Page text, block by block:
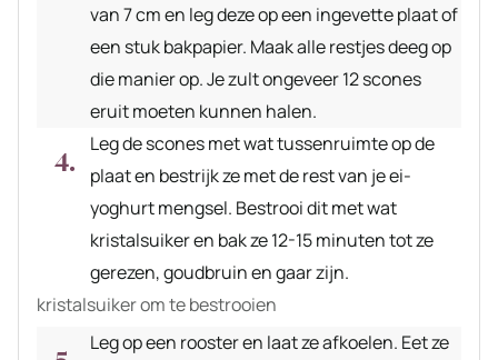
van 7 cm en leg deze op een ingevette plaat of
een stuk bakpapier. Maak alle restjes deeg op
die manier op. Je zult ongeveer 12 scones
eruit moeten kunnen halen.
Leg de scones met wat tussenruimte op de
plaat en bestrijk ze met de rest van je ei-
yoghurt mengsel. Bestrooi dit met wat
kristalsuiker en bak ze 12-15 minuten tot ze
gerezen, goudbruin en gaar zijn.
kristalsuiker om te bestrooien
Leg op een rooster en laat ze afkoelen. Eet ze